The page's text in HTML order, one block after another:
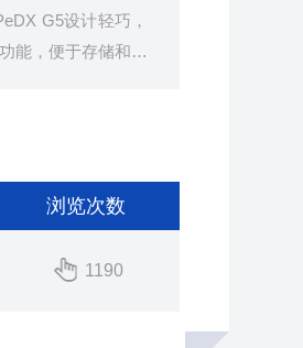
能，便于存储和分
浏览次数
1190